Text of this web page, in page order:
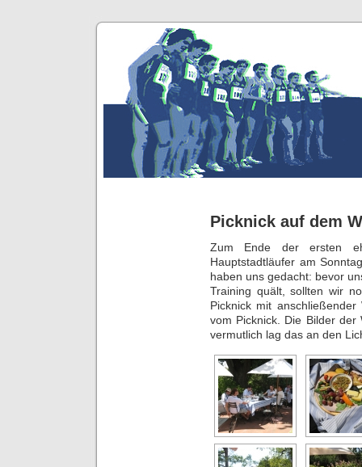
Picknick auf dem
Zum Ende der ersten
Hauptstadtläufer am
haben uns gedacht: bevor
Training quält, sollten wir
Picknick mit
vom Picknick. Die Bilder
vermutlich lag das an den